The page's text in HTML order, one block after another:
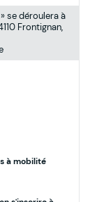
se déroulera à
Frontignan,
à mobilité